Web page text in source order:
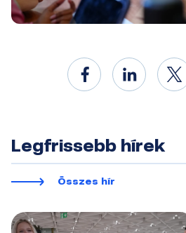
Legfrissebb hírek
Összes hír